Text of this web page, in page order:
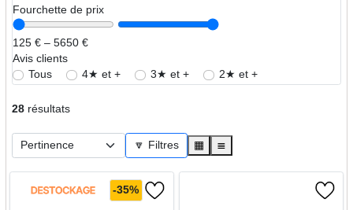
Fourchette de prix
125 € – 5650 €
Avis clients
Tous
4★ et + 3★ et + 2★ et +
28résultats
🔽 Filtres ▦ ≣
-35%